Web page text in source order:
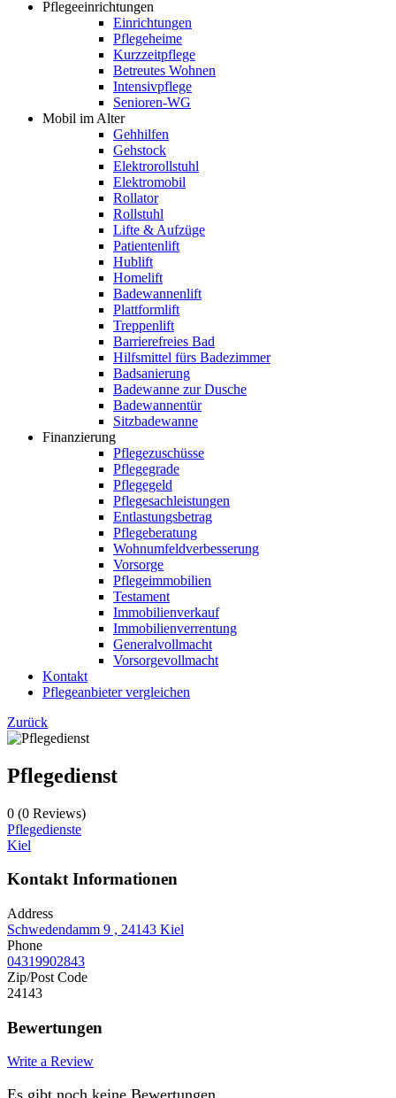
Pflegeeinrichtungen
Einrichtungen
Pflegeheime
Kurzzeitpflege
Betreutes Wohnen
Intensivpflege
Senioren-WG
Mobil im Alter
Gehhilfen
Gehstock
Elektrorollstuhl
Elektromobil
Rollator
Rollstuhl
Lifte & Aufzüge
Patientenlift
Hublift
Homelift
Badewannenlift
Plattformlift
Treppenlift
Barrierefreies Bad
Hilfsmittel fürs Badezimmer
Badsanierung
Badewanne zur Dusche
Badewannentür
Sitzbadewanne
Finanzierung
Pflegezuschüsse
Pflegegrade
Pflegegeld
Pflegesachleistungen
Entlastungsbetrag
Pflegeberatung
Wohnumfeldverbesserung
Vorsorge
Pflegeimmobilien
Testament
Immobilienverkauf
Immobilienverrentung
Generalvollmacht
Vorsorgevollmacht
Kontakt
Pflegeanbieter vergleichen
Zurück
Pflegedienst
0 (0 Reviews)
Pflegedienste
Kiel
Kontakt Informationen
Address
Schwedendamm 9 , 24143 Kiel
Phone
04319902843
Zip/Post Code
24143
Bewertungen
Write a Review